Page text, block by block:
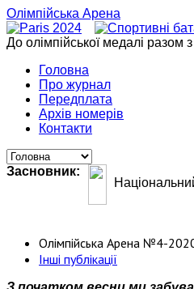
Олімпійська Арена
До олімпійської медалі
Головна
Про журнал
Передплата
Архів номерів
Контакти
Засновник:
Олімпійська Арена №4-
Інші публікації